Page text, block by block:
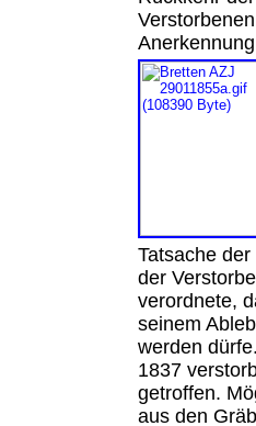
Tatsache
der
verordnete,
seinem
werden
1837
getroffen.
aus den